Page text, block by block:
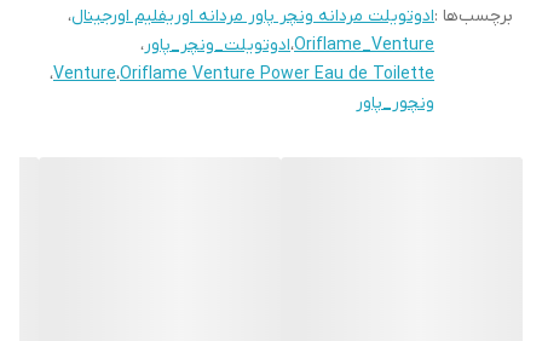
مردانه قوی را تقویت کند.
• نت ابتدای : ترنج، سیسیلی با طراوت
• نت های قلبی : هل سیاه تند
برچسب‌ها :ادوتویلت مردانه ونچر پاور مردانه اوریفلیم اورجینال،
Oriflame_Venture،ادوتویلت_ونچر_پاور،
Oriflame Venture Power Eau de Toilette،Venture،
ونچور_پاور